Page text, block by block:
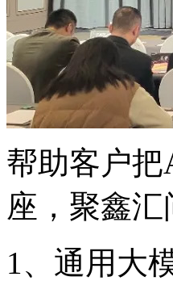
帮助客户
座，聚鑫
1、通